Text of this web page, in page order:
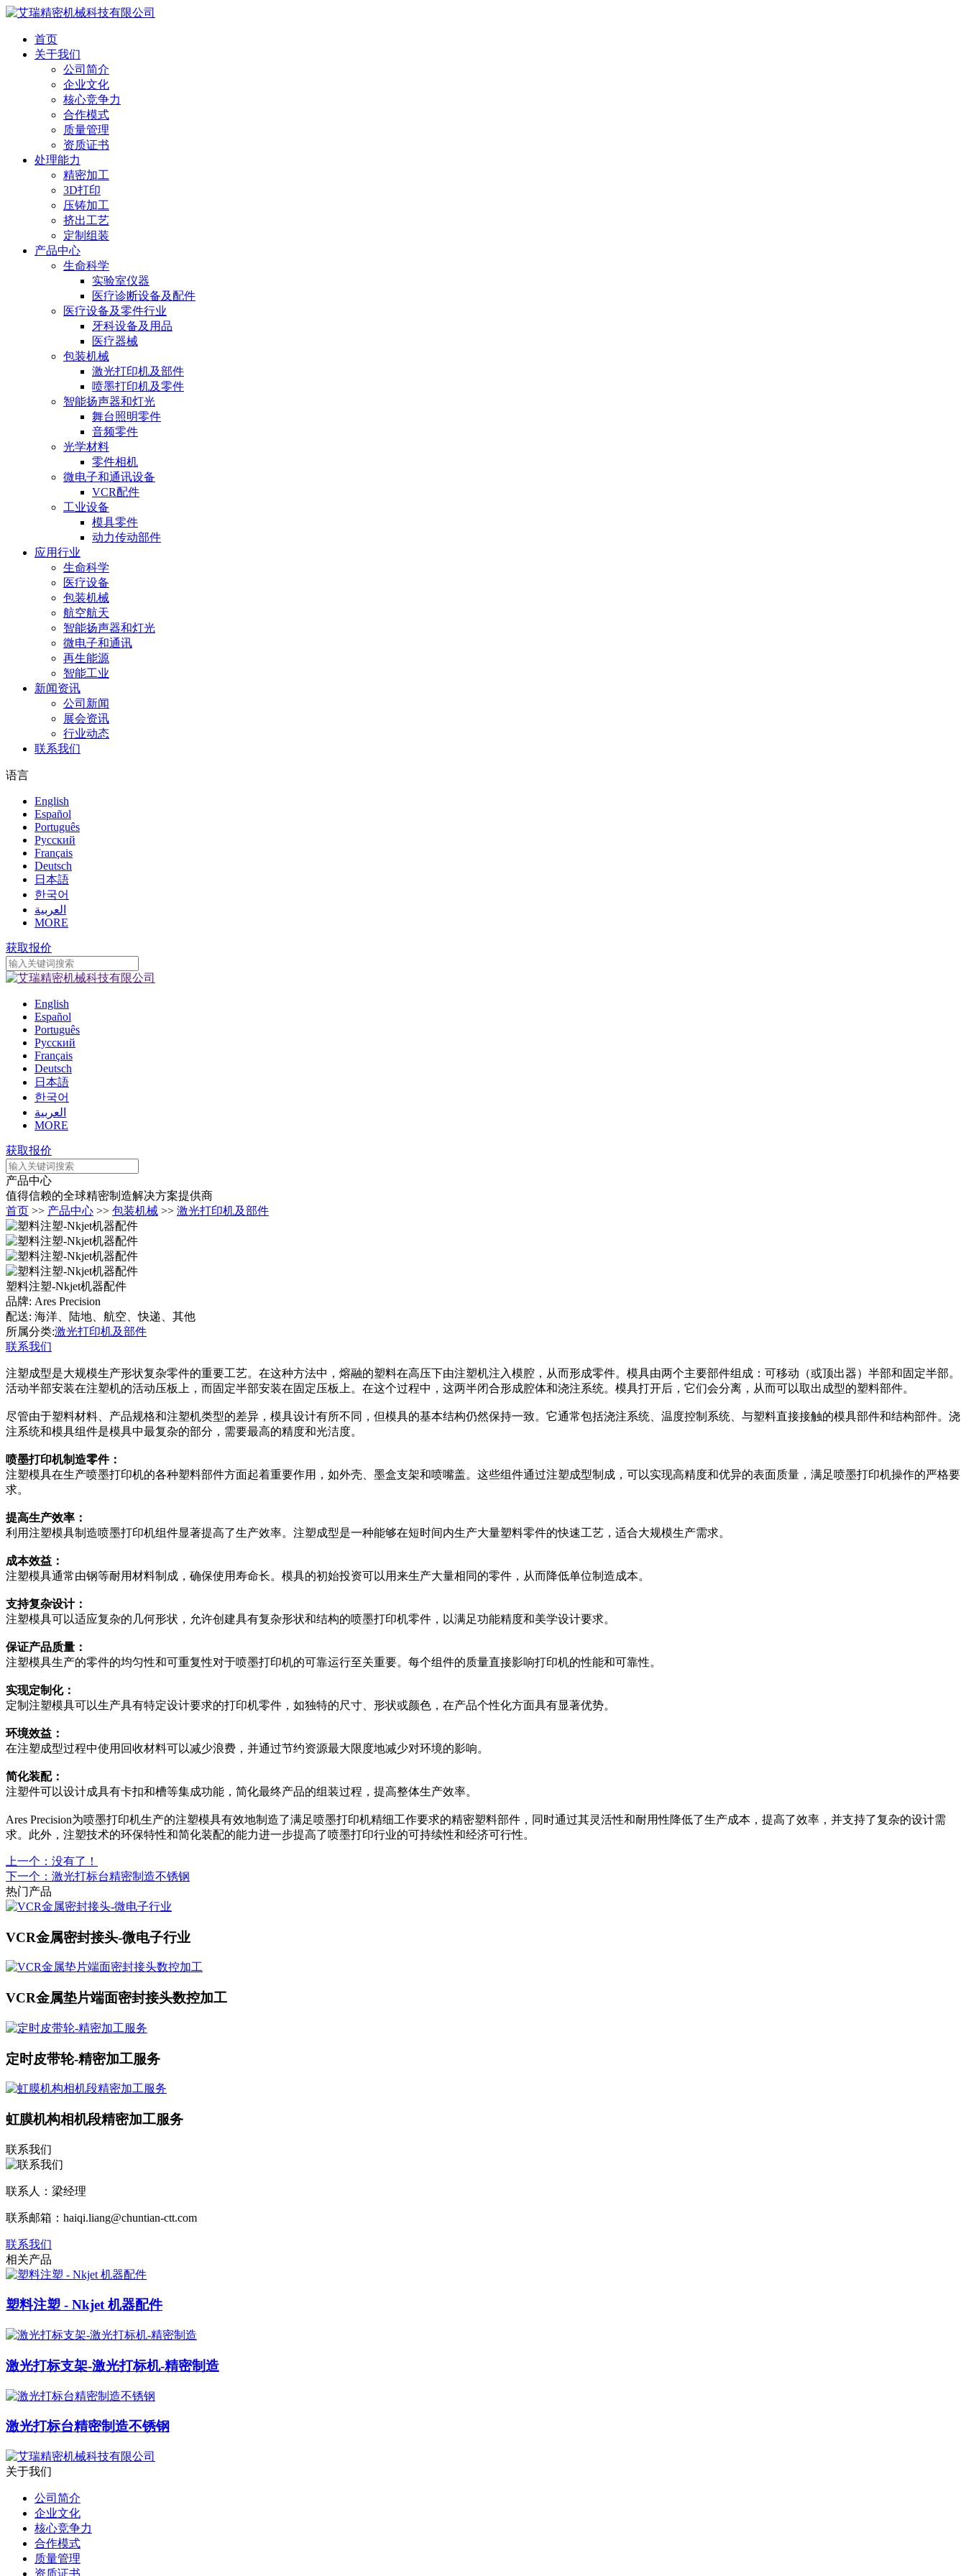
首页
关于我们
公司简介
企业文化
核心竞争力
合作模式
质量管理
资质证书
处理能力
精密加工
3D打印
压铸加工
挤出工艺
定制组装
产品中心
生命科学
实验室仪器
医疗诊断设备及配件
医疗设备及零件行业
牙科设备及用品
医疗器械
包装机械
激光打印机及部件
喷墨打印机及零件
智能扬声器和灯光
舞台照明零件
音频零件
光学材料
零件相机
微电子和通讯设备
VCR配件
工业设备
模具零件
动力传动部件
应用行业
生命科学
医疗设备
包装机械
航空航天
智能扬声器和灯光
微电子和通讯
再生能源
智能工业
新闻资讯
公司新闻
展会资讯
行业动态
联系我们
语言
English
Español
Português
Pусский
Français
Deutsch
日本語
한국어
العربية
MORE
获取报价
English
Español
Português
Pусский
Français
Deutsch
日本語
한국어
العربية
MORE
获取报价
产品中心
值得信赖的全球精密制造解决方案提供商
首页 >> 产品中心 >> 包装机械 >> 激光打印机及部件
塑料注塑-Nkjet机器配件
品牌: Ares Precision
配送: 海洋、陆地、航空、快递、其他
所属分类:激光打印机及部件
联系我们
注塑成型是大规模生产形状复杂零件的重要工艺。在这种方法中，熔融的塑料在高压下由注塑机注入模腔，从而形成零件。模具由两个主要部件组成：可移动（或顶出器）半部和固定半部。
活动半部安装在注塑机的活动压板上，而固定半部安装在固定压板上。在这个过程中，这两半闭合形成腔体和浇注系统。模具打开后，它们会分离，从而可以取出成型的塑料部件。
尽管由于塑料材料、产品规格和注塑机类型的差异，模具设计有所不同，但模具的基本结构仍然保持一致。它通常包括浇注系统、温度控制系统、与塑料直接接触的模具部件和结构部件。浇
注系统和模具组件是模具中最复杂的部分，需要最高的精度和光洁度。
喷墨打印机制造零件：
注塑模具在生产喷墨打印机的各种塑料部件方面起着重要作用，如外壳、墨盒支架和喷嘴盖。这些组件通过注塑成型制成，可以实现高精度和优异的表面质量，满足喷墨打印机操作的严格要
求。
提高生产效率：
利用注塑模具制造喷墨打印机组件显著提高了生产效率。注塑成型是一种能够在短时间内生产大量塑料零件的快速工艺，适合大规模生产需求。
成本效益：
注塑模具通常由钢等耐用材料制成，确保使用寿命长。模具的初始投资可以用来生产大量相同的零件，从而降低单位制造成本。
支持复杂设计：
注塑模具可以适应复杂的几何形状，允许创建具有复杂形状和结构的喷墨打印机零件，以满足功能精度和美学设计要求。
保证产品质量：
注塑模具生产的零件的均匀性和可重复性对于喷墨打印机的可靠运行至关重要。每个组件的质量直接影响打印机的性能和可靠性。
实现定制化：
定制注塑模具可以生产具有特定设计要求的打印机零件，如独特的尺寸、形状或颜色，在产品个性化方面具有显著优势。
环境效益：
在注塑成型过程中使用回收材料可以减少浪费，并通过节约资源最大限度地减少对环境的影响。
简化装配：
注塑件可以设计成具有卡扣和槽等集成功能，简化最终产品的组装过程，提高整体生产效率。
Ares Precision为喷墨打印机生产的注塑模具有效地制造了满足喷墨打印机精细工作要求的精密塑料部件，同时通过其灵活性和耐用性降低了生产成本，提高了效率，并支持了复杂的设计需
求。此外，注塑技术的环保特性和简化装配的能力进一步提高了喷墨打印行业的可持续性和经济可行性。
上一个：没有了！
下一个：激光打标台精密制造不锈钢
热门产品
VCR金属密封接头-微电子行业
VCR金属垫片端面密封接头数控加工
定时皮带轮-精密加工服务
虹膜机构相机段精密加工服务
联系我们
联系人：梁经理
联系邮箱：haiqi.liang@chuntian-ctt.com
联系我们
相关产品
塑料注塑 - Nkjet 机器配件
激光打标支架-激光打标机-精密制造
激光打标台精密制造不锈钢
关于我们
公司简介
企业文化
核心竞争力
合作模式
质量管理
资质证书